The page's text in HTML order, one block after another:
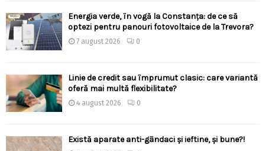
Energia verde, în vogă la Constanța: de ce să
optezi pentru panouri fotovoltaice de la Trevora?
7 august 2026 0
Linie de credit sau împrumut clasic: care variantă
oferă mai multă flexibilitate?
4 august 2026 0
Există aparate anti-gândaci și ieftine, și bune?!